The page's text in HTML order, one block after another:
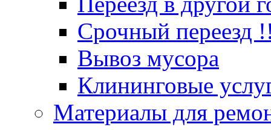
Срочный переезд
Вывоз мусора
Клининговые
Материалы для